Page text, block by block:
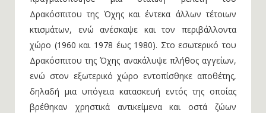
Δρακόσπιτου της Όχης και έντεκα άλλων τέτοιων
κτισμάτων, ενώ ανέσκαψε και τον περιβάλλοντα
χώρο (1960 και 1978 έως 1980). Στο εσωτερικό του
Δρακόσπιτου της Όχης ανακάλυψε πλήθος αγγείων,
ενώ στον εξωτερικό χώρο εντοπίσθηκε αποθέτης,
δηλαδή μια υπόγεια κατασκευή εντός της οποίας
βρέθηκαν χρηστικά αντικείμενα και οστά ζώων